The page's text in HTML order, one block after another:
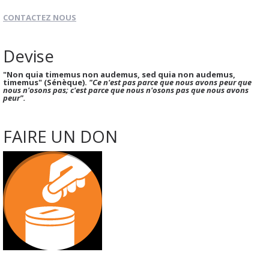
CONTACTEZ NOUS
Devise
"Non quia timemus non audemus, sed quia non audemus,
timemus" (Sénèque). "Ce n'est pas parce que nous avons peur que
nous n'osons pas; c'est parce que nous n'osons pas que nous avons
peur".
FAIRE UN DON